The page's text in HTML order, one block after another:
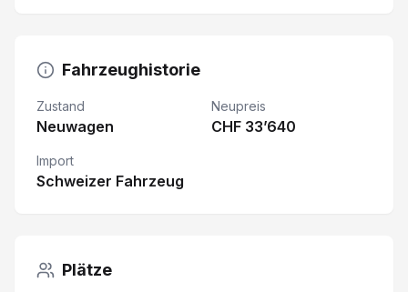
Fahrzeughistorie
Zustand
Neuwagen
Neupreis
CHF 33’640
Import
Schweizer Fahrzeug
Plätze